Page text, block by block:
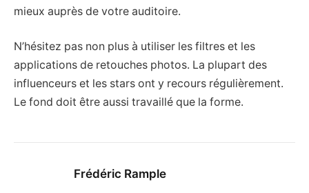
mieux auprès de votre auditoire.
N’hésitez pas non plus à utiliser les filtres et les
applications de retouches photos. La plupart des
influenceurs et les stars ont y recours régulièrement.
Le fond doit être aussi travaillé que la forme.
Frédéric Rample